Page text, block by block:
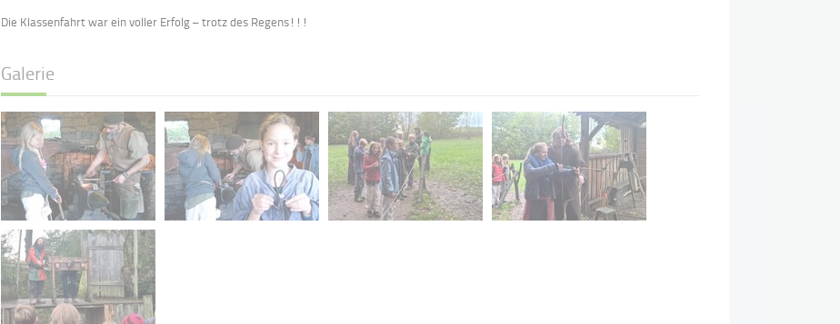
Die Klassenfahrt war ein voller Erfolg – trotz des Regens!!!
Galerie